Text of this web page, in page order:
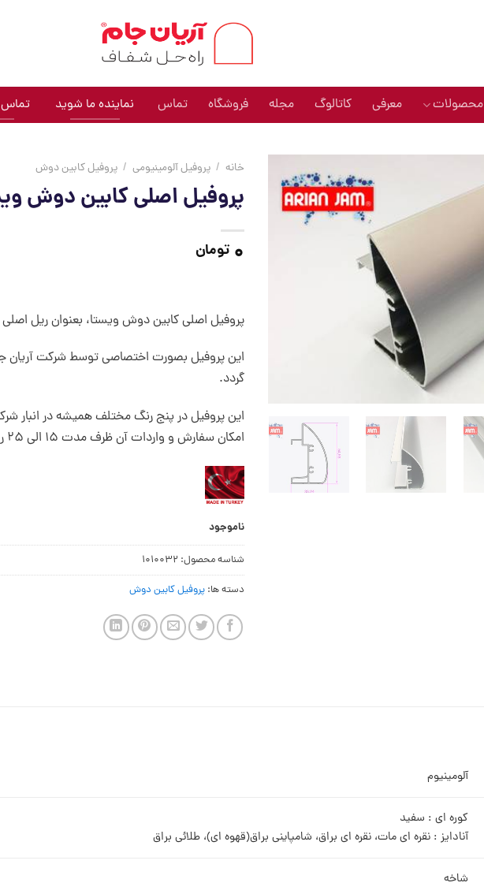
محصولات معرفی کاتالوگ مجله فروشگاه تماس نماینده ما شوید تماس:
خانه / پروفیل آلومینیومی / پروفیل کابین دوش
پروفیل اصلی کابین دوش
0 تومان
پروفیل اصلی کابین دوش ویستا، بعنوان ریل اصلی
این پروفیل بصورت اختصاصی توسط شرکت آریان
گردد.
این پروفیل در پنج رنگ مختلف همیشه در انبار
امکان سفارش و واردات آن ظرف مدت 15 الی 25 روز میسر است.
ناموجود
شناسه محصول: 1010032
دسته ها:پروفیل کابین دوش
آلومینیوم
کوره ای : سفید
آنادایز : نقره ای مات، نقره ای براق، شامپاینی براق(قهوه ای)، طلائی براق
شاخه